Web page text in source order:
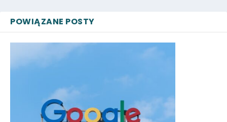
POWIĄZANE POSTY